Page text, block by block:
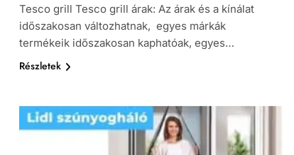
Tesco grill Tesco grill árak: Az árak és a kínálat
időszakosan változhatnak, egyes márkák
termékeik időszakosan kaphatóak, egyes…
Részletek